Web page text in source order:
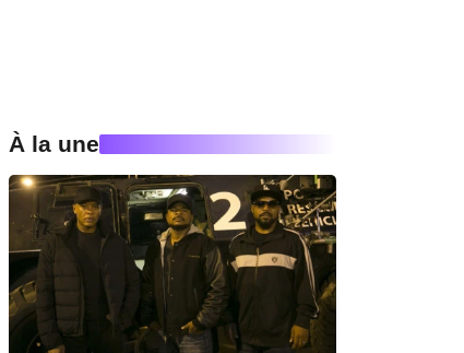
À la une